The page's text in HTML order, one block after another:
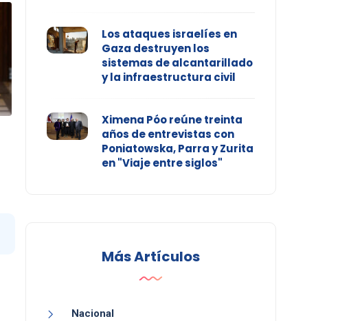
Los ataques israelíes en
Gaza destruyen los
sistemas de alcantarillado
y la infraestructura civil
Ximena Póo reúne treinta
años de entrevistas con
Poniatowska, Parra y Zurita
en "Viaje entre siglos"
Más Artículos
Nacional